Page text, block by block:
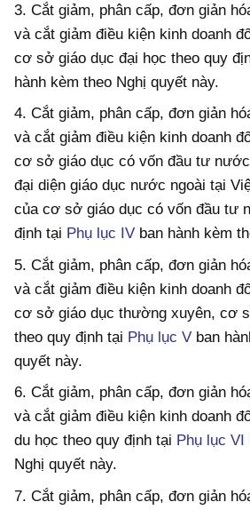
3. Cắt giảm, phân cấp, đơn giản
và cắt giảm điều kiện kinh doanh
cơ sở giáo dục đại học theo quy
hành kèm theo Nghị quyết này.
4. Cắt giảm, phân cấp, đơn giản
và cắt giảm điều kiện kinh doanh
cơ sở giáo dục có vốn đầu tư
đại diện giáo dục nước ngoài tại
của cơ sở giáo dục có vốn đầu tư
định tại Phụ lục IV ban hành kèm
5. Cắt giảm, phân cấp, đơn giản
và cắt giảm điều kiện kinh doanh
cơ sở giáo dục thường xuyên, cơ
theo quy định tại Phụ lục V ban
quyết này.
6. Cắt giảm, phân cấp, đơn giản
và cắt giảm điều kiện kinh doanh
du học theo quy định tại Phụ lục VI
Nghị quyết này.
7. Cắt giảm, phân cấp, đơn giản